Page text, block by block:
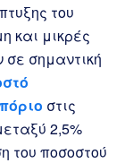
του
και μικρές
σε σημαντική
στις
2,5%
του ποσοστού